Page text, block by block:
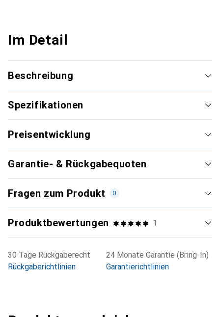
Im Detail
Beschreibung
Spezifikationen
Preisentwicklung
Garantie- & Rückgabequoten
Fragen zum Produkt 0
Produktbewertungen 1
30 Tage Rückgaberecht
Rückgaberichtlinien
24 Monate Garantie (Bring-In)
Garantierichtlinien